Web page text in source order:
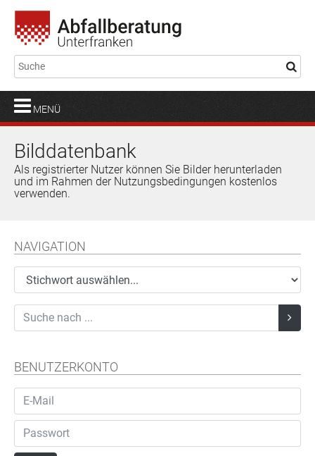
MENÜ
Bilddatenbank
Als registrierter Nutzer können Sie Bilder herunterladen
und im Rahmen der Nutzungsbedingungen kostenlos
verwenden.
NAVIGATION
BENUTZERKONTO